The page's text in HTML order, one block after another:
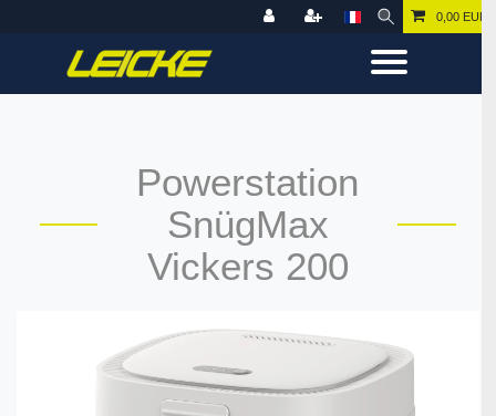
0,00 EUR
Powerstation
SnügMax
Vickers 200